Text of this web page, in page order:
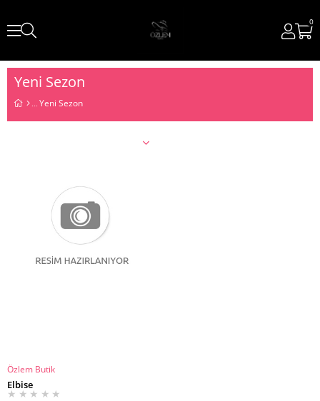
0
Yeni Sezon
Yeni Sezon
SEPETE EKLE
Özlem Butik
Elbise
★ ★ ★ ★ ★